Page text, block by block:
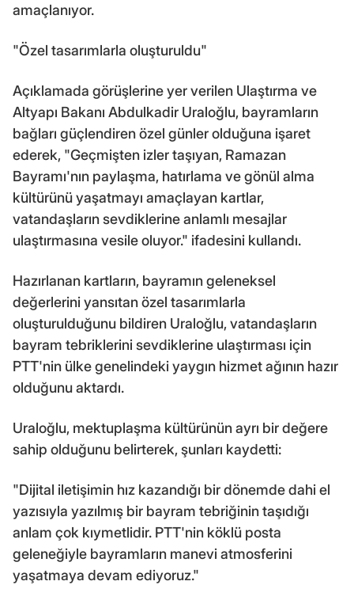
amaçlanıyor.
"Özel tasarımlarla oluşturuldu"
Açıklamada görüşlerine yer verilen Ulaştırma ve
Altyapı Bakanı Abdulkadir Uraloğlu, bayramların
bağları güçlendiren özel günler olduğuna işaret
ederek, "Geçmişten izler taşıyan, Ramazan
Bayramı'nın paylaşma, hatırlama ve gönül alma
kültürünü yaşatmayı amaçlayan kartlar,
vatandaşların sevdiklerine anlamlı mesajlar
ulaştırmasına vesile oluyor." ifadesini kullandı.
Hazırlanan kartların, bayramın geleneksel
değerlerini yansıtan özel tasarımlarla
oluşturulduğunu bildiren Uraloğlu, vatandaşların
bayram tebriklerini sevdiklerine ulaştırması için
PTT'nin ülke genelindeki yaygın hizmet ağının hazır
olduğunu aktardı.
Uraloğlu, mektuplaşma kültürünün ayrı bir değere
sahip olduğunu belirterek, şunları kaydetti:
"Dijital iletişimin hız kazandığı bir dönemde dahi el
yazısıyla yazılmış bir bayram tebriğinin taşıdığı
anlam çok kıymetlidir. PTT'nin köklü posta
geleneğiyle bayramların manevi atmosferini
yaşatmaya devam ediyoruz."